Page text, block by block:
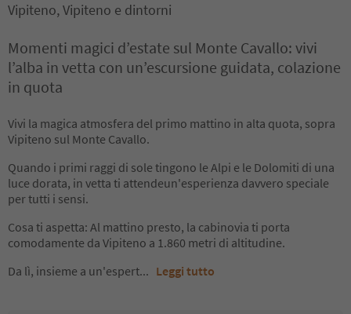
Vipiteno, Vipiteno e dintorni
Momenti magici d’estate sul Monte Cavallo: vivi
l’alba in vetta con un’escursione guidata, colazione
in quota
Vivi la magica atmosfera del primo mattino in alta quota, sopra
Vipiteno sul Monte Cavallo.
Quando i primi raggi di sole tingono le Alpi e le Dolomiti di una
luce dorata, in vetta ti attendeun'esperienza davvero speciale
per tutti i sensi.
Cosa ti aspetta: Al mattino presto, la cabinovia ti porta
comodamente da Vipiteno a 1.860 metri di altitudine.
Da lì, insieme a un'espert... Leggi tutto